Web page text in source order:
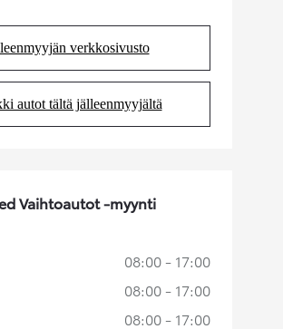
verkkosivusto
(Aukeaa uudessa välilehdessä)
autot tältä jälleenmyyjältä
(Aukeaa uudessa välilehdessä)
Vaihtoautot -myynti
08:00 - 17:00
08:00 - 17:00
08:00 - 17:00